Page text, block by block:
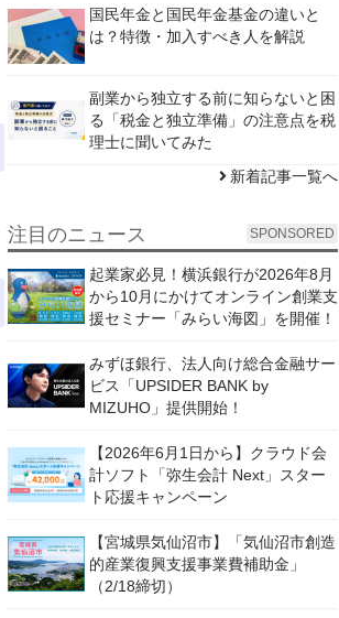
国民年金と国民年金基金の違いと
は？特徴・加入すべき人を解説
副業から独立する前に知らないと困
る「税金と独立準備」の注意点を税
理士に聞いてみた
新着記事一覧へ
注目のニュース SPONSORED
起業家必見！横浜銀行が2026年8月
から10月にかけてオンライン創業支
援セミナー「みらい海図」を開催！
みずほ銀行、法人向け総合金融サー
ビス「UPSIDER BANK by
MIZUHO」提供開始！
【2026年6月1日から】クラウド会
計ソフト「弥生会計 Next」スター
ト応援キャンペーン
【宮城県気仙沼市】「気仙沼市創造
的産業復興支援事業費補助金」
（2/18締切）